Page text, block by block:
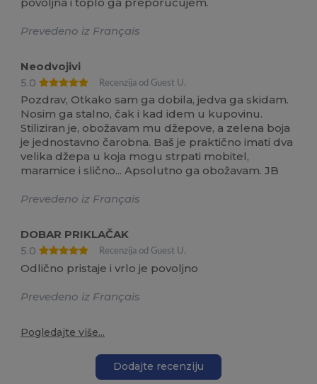
Prevedeno iz Français
Neodvojivi
5.0
Recenzija od Guest U.
Pozdrav, Otkako sam ga dobila, jedva ga skidam.
Nosim ga stalno, čak i kad idem u kupovinu.
Stiliziran je, obožavam mu džepove, a zelena boja
je jednostavno čarobna. Baš je praktično imati dva
velika džepa u koja mogu strpati mobitel,
maramice i slično... Apsolutno ga obožavam. JB
Prevedeno iz Français
DOBAR PRIKLAČAK
5.0
Recenzija od Guest U.
Odlično pristaje i vrlo je povoljno
Prevedeno iz Français
Pogledajte više...
Dodajte recenziju